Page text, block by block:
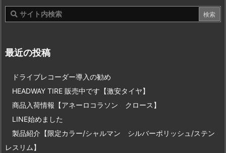
最近の投稿
ドライブレコーダー導入の勧め
HEADWAY TIRE 販売中です【激安タイヤ】
商品入荷情報【アネーロコラソン クロース】
LINE始めました
製品紹介【限定カラー/シャルマン シルバーポリッシュ/ステン
レスリム】